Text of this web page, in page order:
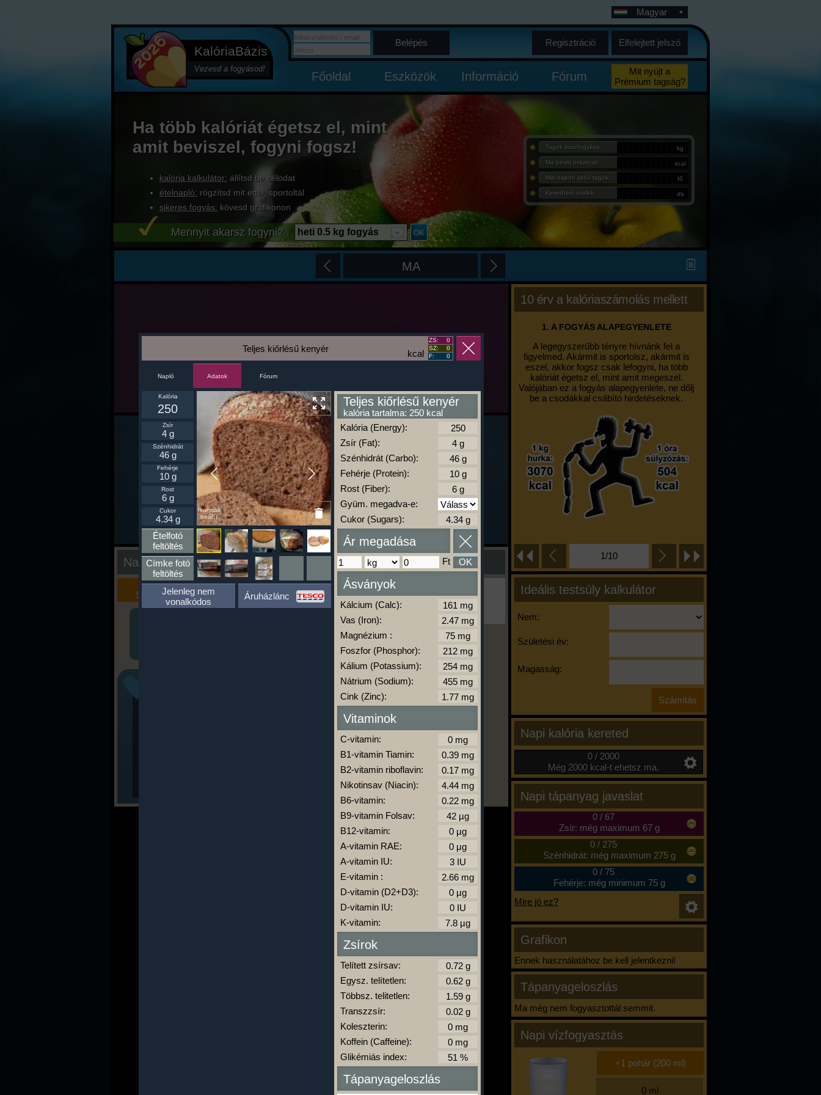
KalóriaBázis
Vezesd a fogyásod!
Magyar
Belépés Regisztráció Elfelejtett jelszó
Főoldal Eszközök Információ Fórum
Mit nyújt a
Prémium tagság?
Ha több kalóriát égetsz el, mint
amit beviszel, fogyni fogsz!
kalória kalkulátor: állítsd be célodat
ételnapló: rögzítsd mit ettél, sportoltál
sikeres fogyás: kövesd grafikonon
Tagok összfogyása: kg
Ma bevitt összkcal: kcal
Mai napon aktív tagok: fő
Kereshető ételek: db
Mennyit akarsz fogyni? heti 0.5 kg fogyás
MA
10 érv a kalóriaszámolás mellett
1. A FOGYÁS ALAPEGYENLETE
A legegyszerűbb tényre hívnánk fel a
figyelmed. Akármit is sportolsz, akármit is
eszel, akkor fogsz csak lefogyni, ha több
kalóriát égetsz el, mint amit megeszel.
Valójában ez a fogyás alapegyenlete, ne dőlj
be a csodákkal csábító hirdetéseknek.
1/10
Ideális testsúly kalkulátor
Nem:
Születési év:
Magasság:
Napi kalória kereted
0 / 2000
Még 2000 kcal-t ehetsz ma.
Napi tápanyag javaslat
0/ 67
Zsír: még maximum 67 g
0/ 275
Szénhidrát: még maximum 275 g
0/ 75
Fehérje: még minimum 75 g
Mire jó ez?
Grafikon
Ennek használatához be kell jelentkezni!
Tápanyageloszlás
Ma még nem fogyasztottál semmit.
Napi vízfogyasztás
Nap kiértékelése
Kalória
Szimulátor
Szöveges
Értékelés
Ha ma már nem eszel/sportolsz többet,
kattints a kiértékelésre!
A Kalória Szimulátor Prémium funkció.
-
kcal
Teljes kiőrlésű kenyér
ZS:
0
SZ:
0
F:
0
Napló Adatok Fórum
Ikonnak
beállít
Kalória
250
Zsír
4 g
Szénhidrát
46 g
Fehérje
10 g
Rost
6 g
Cukor
4.34 g
Ételfotó
feltöltés
Címke fotó
feltöltés
Jelenleg nem
vonalkódos
Áruházlánc
Teljes kiőrlésű kenyér
kalória tartalma: 250 kcal
Kalória (Energy):
Zsír (Fat):
Szénhidrát (Carbo):
Fehérje (Protein):
Rost (Fiber):
Gyüm. megadva-e:
Cukor (Sugars):
Ár megadása
Ft OK
Ásványok
Kálcium (Calc):
Vas (Iron):
Magnézium :
Foszfor (Phosphor):
Kálium (Potassium):
Nátrium (Sodium):
Cink (Zinc):
Vitaminok
C-vitamin:
B1-vitamin Tiamin:
B2-vitamin riboflavin:
Nikotinsav (Niacin):
B6-vitamin:
B9-vitamin Folsav:
B12-vitamin:
A-vitamin RAE:
A-vitamin IU:
E-vitamin :
D-vitamin (D2+D3):
D-vitamin IU:
K-vitamin:
Zsírok
Telített zsírsav:
Egysz. telítetlen:
Többsz. telitetlen:
Transzzsír:
Koleszterin:
Koffein (Caffeine):
Glikémiás index:
Tápanyageloszlás